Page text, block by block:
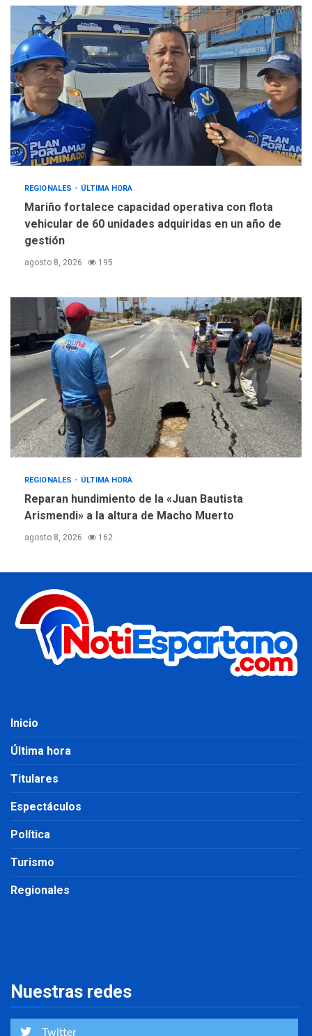
REGIONALES ÚLTIMA HORA
Mariño fortalece capacidad operativa con flota
vehicular de 60 unidades adquiridas en un año de
gestión
agosto 8, 2026 195
REGIONALES ÚLTIMA HORA
Reparan hundimiento de la «Juan Bautista
Arismendi» a la altura de Macho Muerto
agosto 8, 2026 162
Inicio
Última hora
Titulares
Espectáculos
Política
Turismo
Regionales
Nuestras redes
Twitter